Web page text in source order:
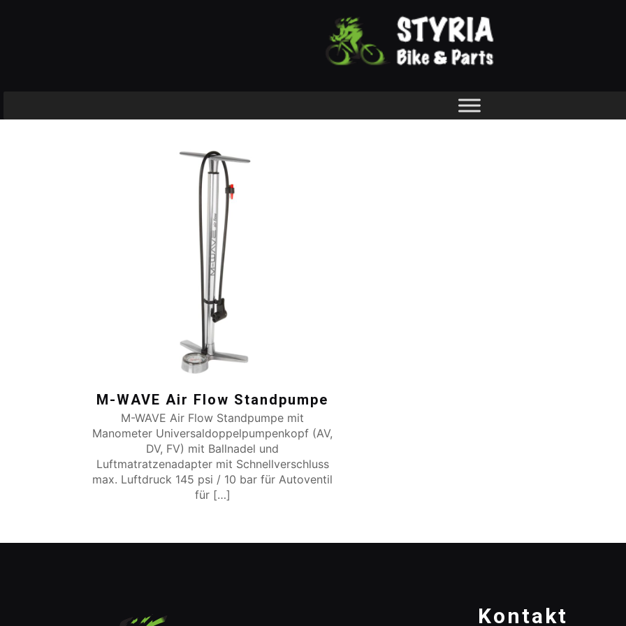
M-WAVE Air Flow Standpumpe
M-WAVE Air Flow Standpumpe mit
Manometer Universaldoppelpumpenkopf (AV,
DV, FV) mit Ballnadel und
Luftmatratzenadapter mit Schnellverschluss
max. Luftdruck 145 psi / 10 bar für Autoventil
für[…]
Kontakt